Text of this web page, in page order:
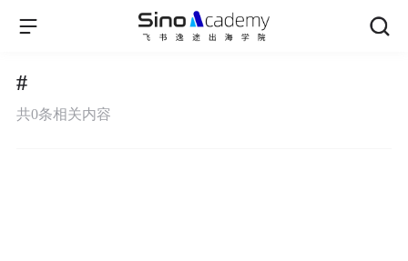
#
共0条相关内容